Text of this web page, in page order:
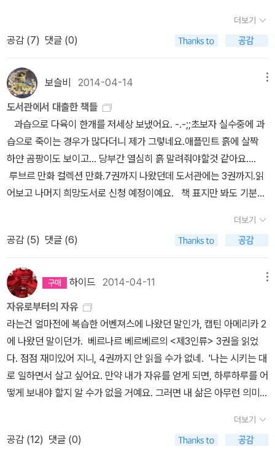
로 진군하여 먹잇감을 공격한다. 군대개미 떼가 마을 근처에 오면 주
민들은 집 주변에 석유를 뿌리고 난 뒤 서둘러 임시 피난처로 이동한
야 한다. 줄에 묶여서 이동할 수 없는 동물도 군대개미 떼의 습격을 받
으면 뼈를 못 추린다. *
베르나르 베르베르 《개미》 (열린책들, 2001)* 베르나르 베르베르
《제3인류》 (열린책들, 2013~2016) 군대개미의 호전성은 사람들
에게 충격과 공포를 주는 적절한 소재가 된다. 영화에서 군대개미는
무차별로 사람을 공격하는 ‘식인 개미’로 등장한다. 영화 <인다아나
존스 : 크리스털 해골의 왕국>에 나오는 군대개미 떼는 무서울 만큼
빠른 속도로 목표물을 향해 달려든다. 하지만 개미의 느린 걸음속도
르베르의 《개미》 시리즈와 《제3인류》에 나오는 ‘마냥개미’는 군대개
미의 또 다른 명칭이다. 그런데 소설에 나오는 마냥개미는 산성 물질
도 사용할 줄 안다. 그렇다면 이 녀석의 정체는 ‘붉은 군대 불개미’인
가? * 가브리엘 가르시아 마르케스 《백년의
고독》 (민음사, 2000)* 《세계 공포 문학 걸작선 : 고전 편》 (황금가
지, 2003)* 이탈로 칼비노 《힘겨운 사랑》 (민음사, 2016) 그밖에
도 군대개미가 등장하는 소설은 칼 스티븐슨의 단편소설 『라이닝겐
대 개미 떼』(《세계 공포 문학 걸작선 : 고전 편》 수록), 이탈로 칼비노
의 단편소설 『아르헨티나 개미』(《힘겨운 사랑》 수록) 그리고 가브리
엘 가르시아 마르케스의 《백년의 고독》이다. 칼 스티븐슨의 단편소설
은 찰턴 해스턴 주연의 영화 <벌거벗은 정글(The Naked Jungle, 1
과장된 면이 있다. 무서워하지 않아도 된다. 다가오고 있는 군대개미
책, 좋아하는 작가의 신작이 나오면 포스트 잇에 메모를 남겨 사무실
모니터에 나란히 붙여놓는데, 그 메모가 몇장이 넘어간다. 그 중의 몇
권. 책이 나오기 전부터 각 출판사에서는 무라카미 하루키의 책 을
선점하느라 신문에서부터 시끄러웠지만 결국엔 문학동네로 돌아갔나
보다. 무라카미 하루키 씨는 일본에서는 수록되지 않았던 단편 하나
를 추가해 우리나라에서 출간하기로 했다는 기사를 접했다. 책이 벌
써 나올 예정이다.어쨌든 읽어보고 싶은 작품이다. 내가 보는 신문
에서 우연히 발견했었다.이기호 작가의 짧은 소설이 연재되고 있는
것을.출근 준비하는 바쁜 시간에도 나는 그의 짧은 소설을 다 읽고서
야 출근을 했다.한 달에 두 번씩. 그런 그의 작품이기에 그의 소설은
반갑다. 천명관의 소설을 <고래>로 만났다.어쩌면 그런 주인공
을 내세웠는지 놀라움을 금치 못하며 읽었던 기억. 그리고 그의 작품
을 단편집 하나 빼놓고 다 읽었다.이번에도 보니까 단편집이구나.좋
제66회 일본추리작가협회상 대상을 수상작 작품이다.제목은 인문서
적처럼 생겼는데, 재미 있을까? 그외의 읽고 싶은 책들. 혹은, 읽
었거나, 읽을 예정이거나. 그래도 여름이 가는 게 아쉽다.
추운 겨울 보다는 뜨거운 여름.햇볕 쨍쨍한 날씨 보다는 비오는 날씨,
빗소리, 앗, 깜빡했구나.다른 분의 리뷰에서 보고 이책 읽어봐야지 했
었던 책. 이렇게 목록을 적어놓고 나니까 흐뭇하다.이 중 몇 권을
오늘 구입해야겠다.
더보기
공감 (7) 댓글 (0)
보슬비 2014-04-14
도서관에서 대출한 책들
과습으로 다육이 한개를 저세상 보냈어요. -.-;;초보자 실수중에 과
습으로 죽이는 경우가 많다더니 제가 그렇네요.애플민트 흙에 살짝
하얀 곰팡이도 보이고... 당부간 열심히 흙 말려줘야할것 같아요....
루브르 만화 컬렉션 만화.7권까지 나왔던데 도서관에는 3권까지.읽
어보고 나머지 희망도서로 신청 예정이예요. 책 표지만 봐도 기분이
을 통해 알수 있을까? 아직 완결이 안된것 같은데, 궁금해서 대출.
화장실에서 읽기 좋은책 ^^
더보기
공감 (5) 댓글 (6)
하이드 2014-04-11
자유로부터의 자유
라는건 얼마전에 복습한 어벤져스에 나왔던 말인가, 캡틴 아메리카 2
에 나왔던 말이던가. 베르나르 베르베르의 <제3인류> 3권을 읽었
다. 점점 재미있어 지니, 4권까지 안 읽을 수가 없네. '나는 시키는 대
로 일하면서 살고 싶어요. 만약 내가 자유를 얻게 되면, 하루하루를 어
떻게 보내야 할지 알 수가 없을 거예요. 그러면 내 삶은 아무런 의미가
어떻게 내리는지 몰라요.' '나는 무언가를 선택해야 하는 상황을 견딜
수 없을 것 같아요. 잘못 선택하면 어쩌나 하고 두려움에 빠질거예요.
더보기
공감 (12) 댓글 (0)